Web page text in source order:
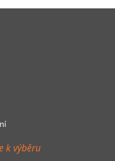
k výběru